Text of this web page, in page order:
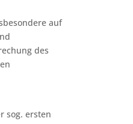
auf
des
sog. ersten